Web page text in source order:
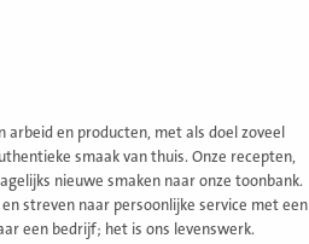
en producten, met als doel zoveel
smaak van thuis. Onze recepten,
nieuwe smaken naar onze toonbank.
streven naar persoonlijke service met een
een bedrijf; het is ons levenswerk.